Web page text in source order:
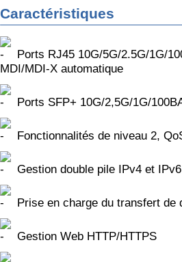
Caractéristiques
Ports RJ45 10G/5G/2.5G/1G/
MDI/MDI-X automatique
Ports SFP+ 10G/2,5G/1G/
Fonctionnalités de niveau 2,
Gestion double pile IPv4 et IPv6
Prise en charge du transfert de
Gestion Web HTTP/HTTPS